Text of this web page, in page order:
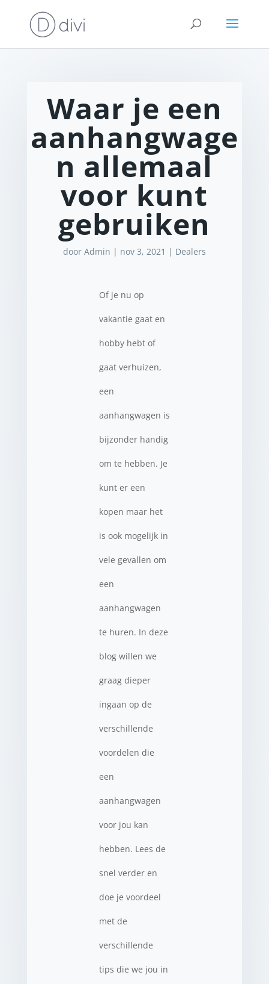
Waar je een
aanhangwage
n allemaal
voor kunt
gebruiken
door Admin | nov 3, 2021 | Dealers
Of je nu op
vakantie gaat en
hobby hebt of
gaat verhuizen,
een
aanhangwagen is
bijzonder handig
om te hebben. Je
kunt er een
kopen maar het
is ook mogelijk in
vele gevallen om
een
aanhangwagen
te huren. In deze
blog willen we
graag dieper
ingaan op de
verschillende
voordelen die
een
aanhangwagen
voor jou kan
hebben. Lees de
snel verder en
doe je voordeel
met de
verschillende
tips die we jou in